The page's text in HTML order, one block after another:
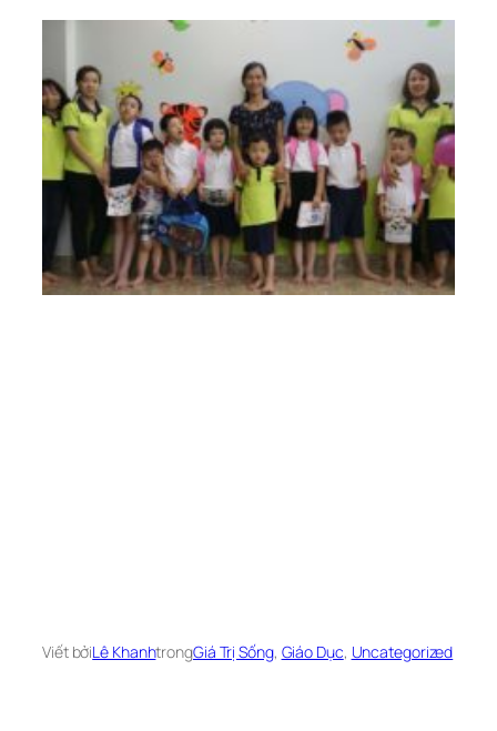
Viết bởiLê KhanhtrongGiá Trị Sống, Giáo Dục, Uncategorized